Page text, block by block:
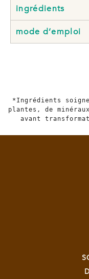
ingrédients
mode d’emploi
*Ingrédients
plantes, de
avant